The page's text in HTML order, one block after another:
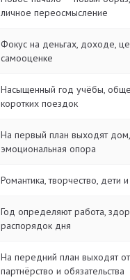
личное переосмысление
Фокус на деньгах, доходе,
самооценке
Насыщенный год учёбы,
коротких поездок
На первый план выходят
эмоциональная опора
Романтика, творчество, дети
Год определяют работа,
распорядок дня
На передний план выходят
партнёрство и обязательства